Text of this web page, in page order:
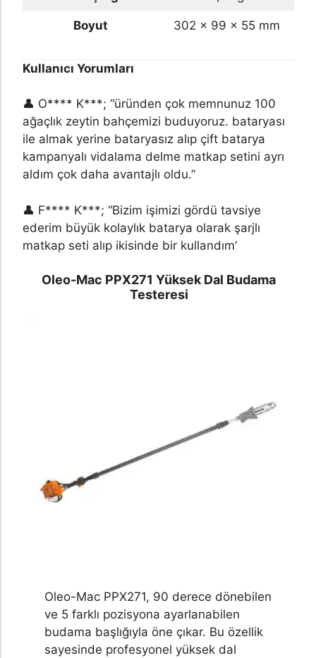
Boyut 302 x 99 x 55 mm
Kullanıcı Yorumları
👤 O**** K***; “üründen çok memnunuz 100
ağaçlık zeytin bahçemizi buduyoruz. bataryası
ile almak yerine bataryasız alıp çift batarya
kampanyalı vidalama delme matkap setini ayrı
aldım çok daha avantajlı oldu.”
👤 F**** K***; “Bizim işimizi gördü tavsiye
ederim büyük kolaylık batarya olarak şarjlı
matkap seti alıp ikisinde bir kullandım’
Oleo-Mac PPX271 Yüksek Dal Budama
Testeresi
Oleo-Mac PPX271, 90 derece dönebilen
ve 5 farklı pozisyona ayarlanabilen
budama başlığıyla öne çıkar. Bu özellik
sayesinde profesyonel yüksek dal